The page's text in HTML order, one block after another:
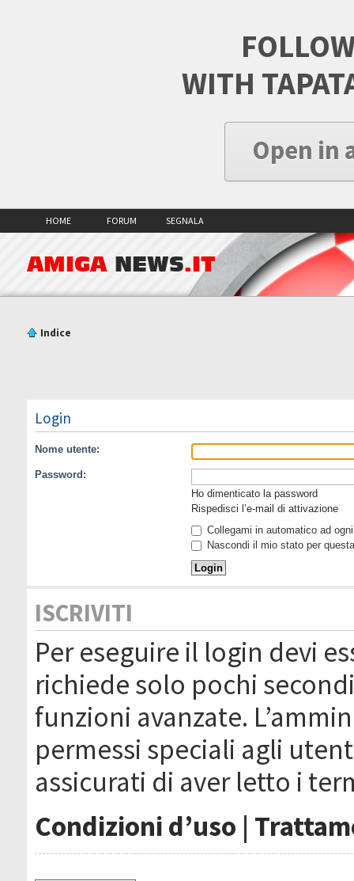
WITH
Open in
HOME FORUM SEGNALA
AMIGA NEWS.IT
Indice
Login
Nome utente:
Password:
Ho dimenticato la password
Rispedisci l’e-mail di attivazione
Collegami in automatico ad
Nascondi il mio stato per
ISCRIVITI
Per eseguire il login devi
richiede solo pochi
funzioni avanzate.
permessi speciali agli
assicurati di aver letto i
Condizioni d’uso |